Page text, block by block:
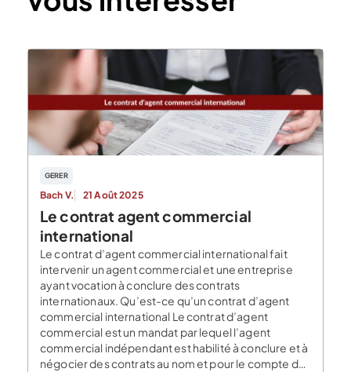
GERER
Bach V. 21 Août 2025
Le contrat agent commercial
international
Le contrat d’agent commercial international fait
intervenir un agent commercial et une entreprise
ayant vocation à conclure des contrats
internationaux. Qu’est-ce qu’un contrat d’agent
commercial international Le contrat d’agent
commercial est un mandat par lequel l’agent
commercial indépendant est habilité à conclure et à
négocier des contrats au nom et pour le compte de